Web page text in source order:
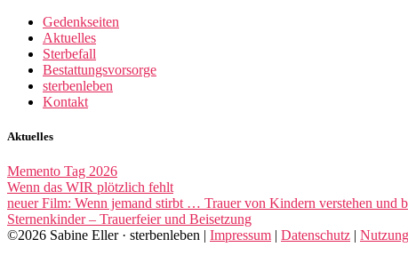
Gedenkseiten
Aktuelles
Sterbefall
Bestattungsvorsorge
sterbenleben
Kontakt
Aktuelles
Memento Tag 2026
Wenn das WIR plötzlich fehlt
neuer Film: Wenn jemand stirbt … Trauer von Kindern verstehen und
Sternenkinder – Trauerfeier und Beisetzung
©2026 Sabine Eller · sterbenleben | Impressum | Datenschutz |